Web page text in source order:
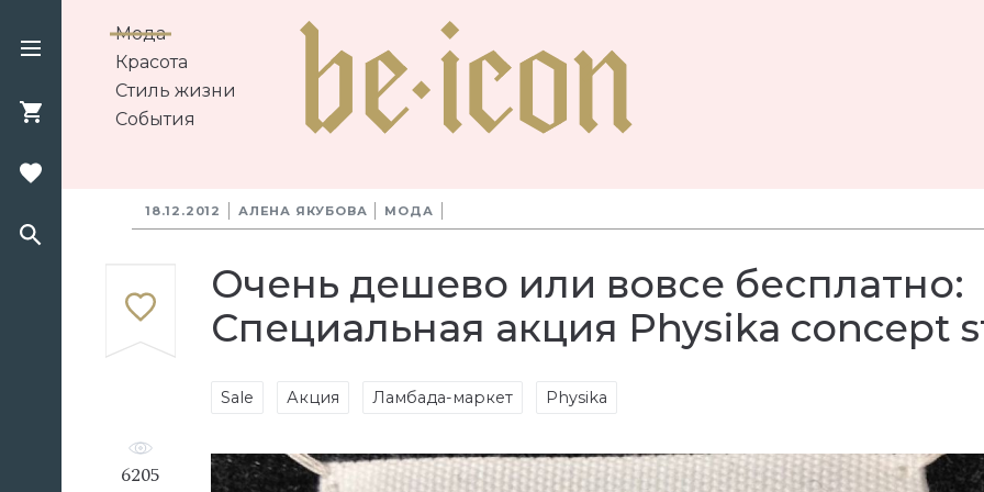
Мода
Красота
Стиль жизни
События
18.12.2012 АЛЕНА ЯКУБОВА МОДА
Очень дешево или вовсе бесплатно:
Специальная акция Physika concept
Sale Акция Ламбада-маркет Physika
6205